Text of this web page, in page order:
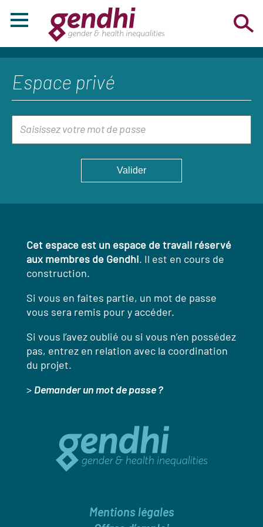
Espace privé
Cet espace est un espace de travail réservé
aux membres de Gendhi. Il est en cours de
construction.
Si vous en faites partie, un mot de passe
vous sera remis pour y accéder.
Si vous l’avez oublié ou si vous n’en possédez
pas, entrez en relation avec la coordination
du projet.
> Demander un mot de passe ?
Mentions légales